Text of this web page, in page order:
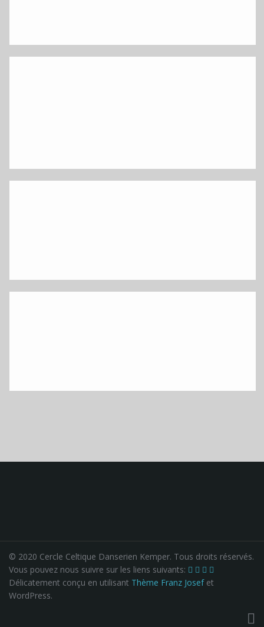
© 2020 Cercle Celtique Danserien Kemper. Tous droits réservés.
Vous pouvez nous suivre sur les liens suivants:
Délicatement conçu en utilisant Thème Franz Josefet
WordPress.